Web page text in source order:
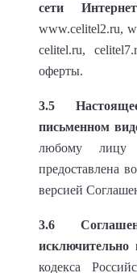
сети Интернет
www.celitel2.ru,
celitel.ru,
оферты.
3.5
письменном
любому
предоставлена
версией
3.6
исключительно
кодекса